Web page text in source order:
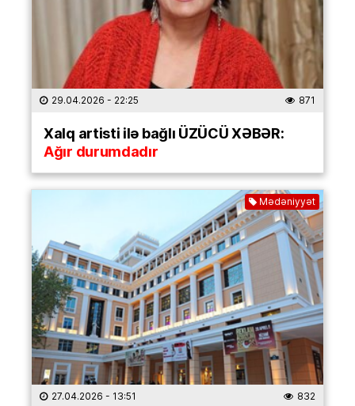
29.04.2026 - 22:25 871
Xalq artisti ilə bağlı ÜZÜCÜ XƏBƏR:
Ağır durumdadır
Mədəniyyət
27.04.2026 - 13:51 832